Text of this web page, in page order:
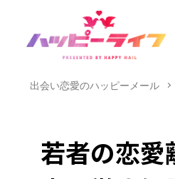
出会い恋愛のハッピーメール
若者の恋愛